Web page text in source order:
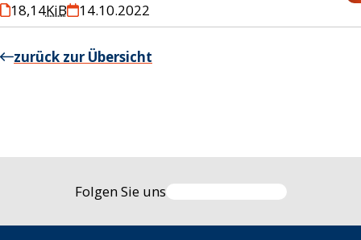
18,14KiB 14.10.2022
zurück zur Übersicht
Folgen Sie uns